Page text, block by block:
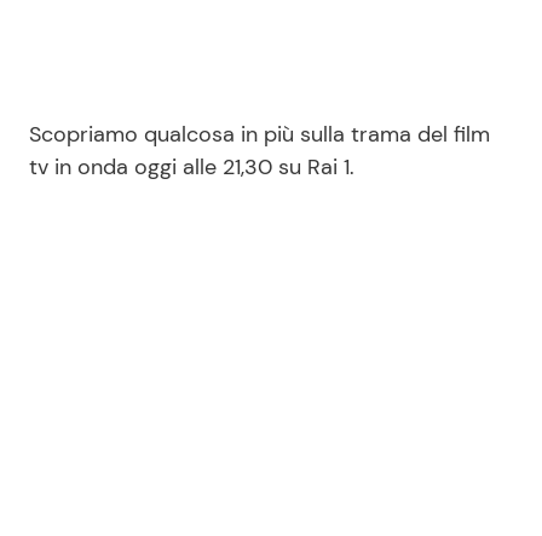
Scopriamo qualcosa in più sulla trama del film
tv in onda oggi alle 21,30 su Rai 1.